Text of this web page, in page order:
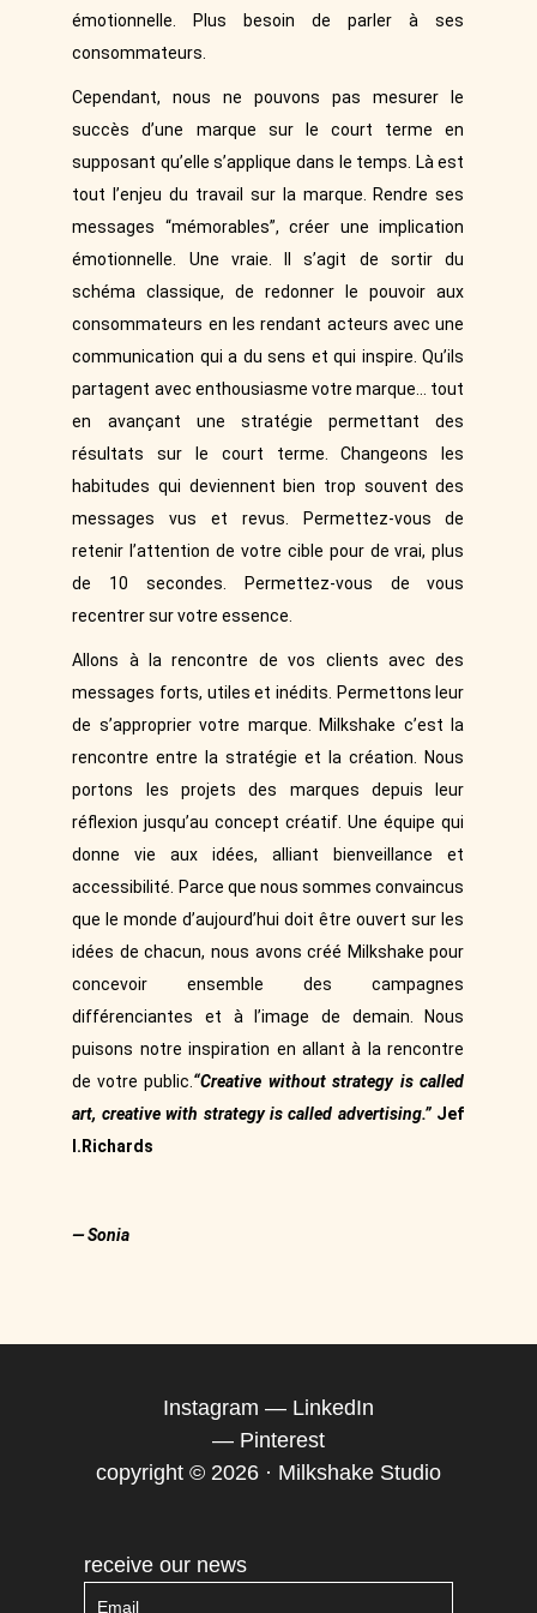
émotionnelle. Plus besoin de parler à ses
consommateurs.
Cependant, nous ne pouvons pas mesurer le
succès d’une marque sur le court terme en
supposant qu’elle s’applique dans le temps. Là est
tout l’enjeu du travail sur la marque. Rendre ses
messages “mémorables”, créer une implication
émotionnelle. Une vraie. Il s’agit de sortir du
schéma classique, de redonner le pouvoir aux
consommateurs en les rendant acteurs avec une
communication qui a du sens et qui inspire. Qu’ils
partagent avec enthousiasme votre marque… tout
en avançant une stratégie permettant des
résultats sur le court terme. Changeons les
habitudes qui deviennent bien trop souvent des
messages vus et revus. Permettez-vous de
retenir l’attention de votre cible pour de vrai, plus
de 10 secondes. Permettez-vous de vous
recentrer sur votre essence.
Allons à la rencontre de vos clients avec des
messages forts, utiles et inédits. Permettons leur
de s’approprier votre marque. Milkshake c’est la
rencontre entre la stratégie et la création. Nous
portons les projets des marques depuis leur
réflexion jusqu’au concept créatif. Une équipe qui
donne vie aux idées, alliant bienveillance et
accessibilité. Parce que nous sommes convaincus
que le monde d’aujourd’hui doit être ouvert sur les
idées de chacun, nous avons créé Milkshake pour
concevoir ensemble des campagnes
différenciantes et à l’image de demain. Nous
puisons notre inspiration en allant à la rencontre
de votre public. “Creative without strategy is called
art, creative with strategy is called advertising.” Jef
I.Richards
— Sonia
Instagram — LinkedIn
— Pinterest
copyright © 2026 · Milkshake Studio
receive our news